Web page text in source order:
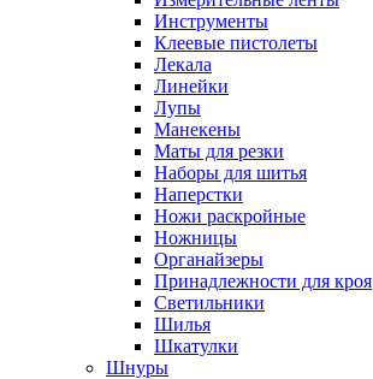
Инструменты
Клеевые пистолеты
Лекала
Линейки
Лупы
Манекены
Маты для резки
Наборы для шитья
Наперстки
Ножи раскройные
Ножницы
Органайзеры
Принадлежности для кроя
Светильники
Шилья
Шкатулки
Шнуры